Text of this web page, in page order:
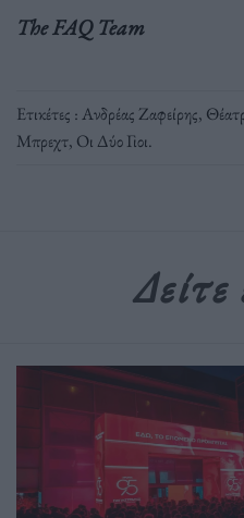
The FAQ Team
Ετικέτες :Ανδρέας Ζαφείρης,
Μπρεχτ, Οι Δύο Γιοι.
Δείτε